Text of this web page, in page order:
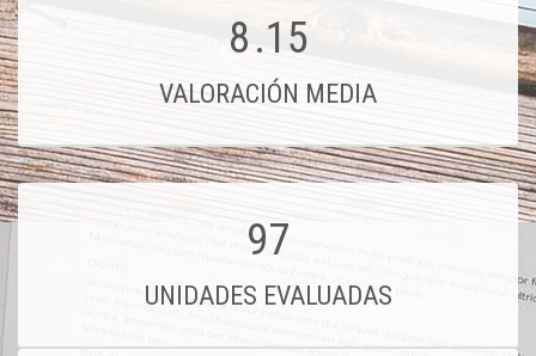
8.15
VALORACIÓN MEDIA
97
UNIDADES EVALUADAS